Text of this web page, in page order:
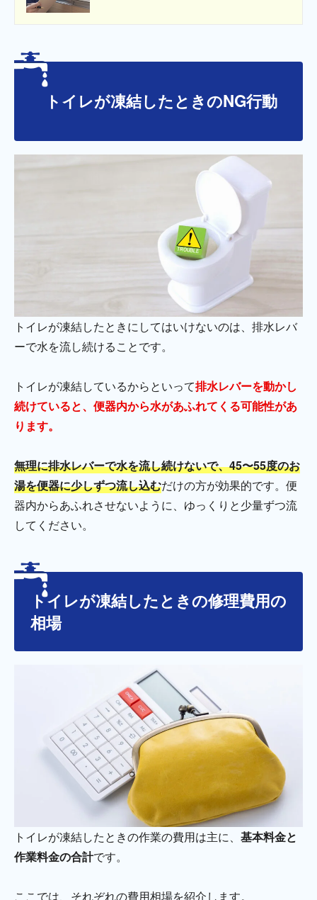
トイレが凍結したときのNG行動
トイレが凍結したときにしてはいけないのは、排水レバ
ーで水を流し続けることです。
トイレが凍結しているからといって排水レバーを動かし
続けていると、便器内から水があふれてくる可能性があ
ります。
無理に排水レバーで水を流し続けないで、45〜55度のお
湯を便器に少しずつ流し込むだけの方が効果的です。便
器内からあふれさせないように、ゆっくりと少量ずつ流
してください。
トイレが凍結したときの修理費用の
相場
トイレが凍結したときの作業の費用は主に、 基本料金と
作業料金の合計です。
ここでは、それぞれの費用相場を紹介します。